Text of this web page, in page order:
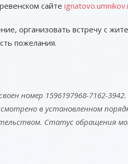
сайте
организовать встречу с
пожелания.
номер 1596197968-7162-
в установленном
Статус обращения